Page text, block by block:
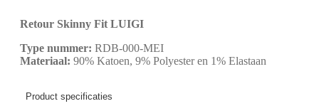
Retour Skinny Fit LUIGI
Type nummer: RDB-000-MEI
Materiaal: 90% Katoen, 9% Polyester en 1% Elastaan
Product specificaties